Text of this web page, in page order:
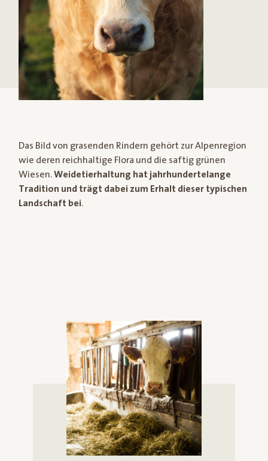
Das Bild von grasenden Rindern gehört zur Alpenregion
wie deren reichhaltige Flora und die saftig grünen
Wiesen.Weidetierhaltung hat jahrhundertelange
Tradition und trägt dabei zum Erhalt dieser typischen
Landschaft bei.